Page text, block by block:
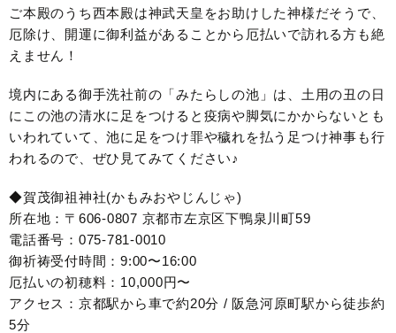
ご本殿のうち西本殿は神武天皇をお助けした神様だそうで、
厄除け、開運に御利益があることから厄払いで訪れる方も絶
えません！
境内にある御手洗社前の「みたらしの池」は、土用の丑の日
にこの池の清水に足をつけると疫病や脚気にかからないとも
いわれていて、池に足をつけ罪や穢れを払う足つけ神事も行
われるので、ぜひ見てみてください♪
◆賀茂御祖神社(かもみおやじんじゃ)
所在地：〒606-0807 京都市左京区下鴨泉川町59
電話番号：075-781-0010
御祈祷受付時間：9:00〜16:00
厄払いの初穂料：10,000円〜
アクセス：京都駅から車で約20分 / 阪急河原町駅から徒歩約
5分